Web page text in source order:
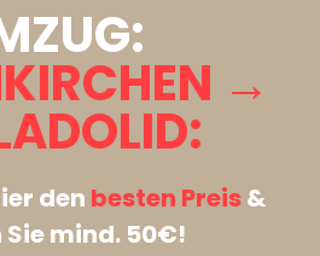
→
den besten Preis&
mind. 50€!